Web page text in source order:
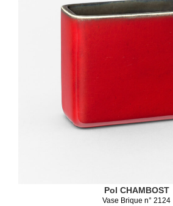
Pol CHAMBOST
Vase Brique n° 2124